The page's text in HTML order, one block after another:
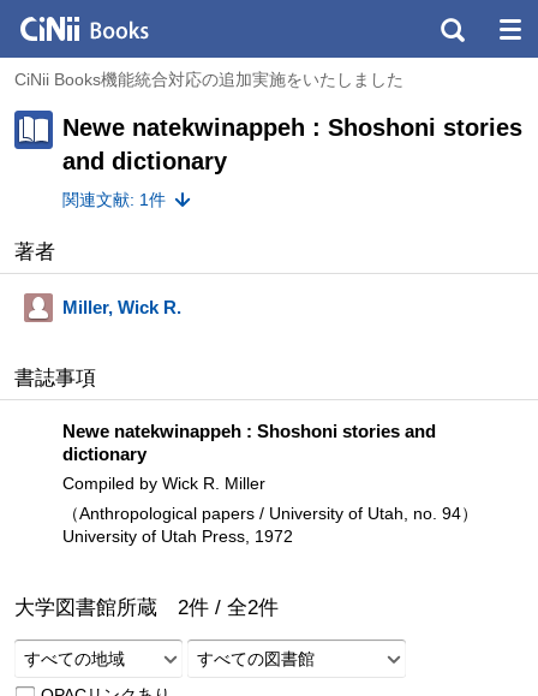
CiNii Books機能統合対応の追加実施をいたしました
Newe natekwinappeh : Shoshoni stories
and dictionary
関連文献: 1件
著者
Miller, Wick R.
書誌事項
Newe natekwinappeh : Shoshoni stories and
dictionary
Compiled by Wick R. Miller
（Anthropological papers / University of Utah, no. 94）
University of Utah Press, 1972
大学図書館所蔵 2件 / 全2件
すべての地域
すべての図書館